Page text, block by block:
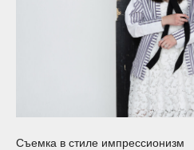
Съемка в стиле импрессионизм